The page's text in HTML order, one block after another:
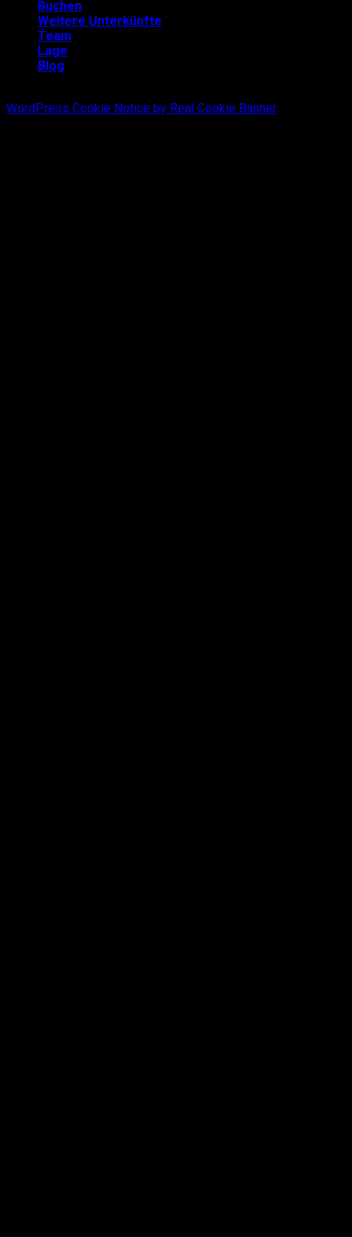
Buchen
Weitere Unterkünfte
Team
Lage
Blog
WordPress Cookie Notice by Real Cookie Banner